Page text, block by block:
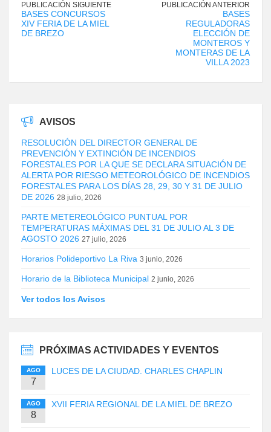
PUBLICACIÓN SIGUIENTE
BASES CONCURSOS
XIV FERIA DE LA MIEL
DE BREZO
PUBLICACIÓN ANTERIOR
BASES
REGULADORAS
ELECCIÓN DE
MONTEROS Y
MONTERAS DE LA
VILLA 2023
AVISOS
RESOLUCIÓN DEL DIRECTOR GENERAL DE
PREVENCIÓN Y EXTINCIÓN DE INCENDIOS
FORESTALES POR LA QUE SE DECLARA SITUACIÓN DE
ALERTA POR RIESGO METEOROLÓGICO DE INCENDIOS
FORESTALES PARA LOS DÍAS 28, 29, 30 Y 31 DE JULIO
DE 2026 28 julio, 2026
PARTE METEREOLÓGICO PUNTUAL POR
TEMPERATURAS MÁXIMAS DEL 31 DE JULIO AL 3 DE
AGOSTO 2026 27 julio, 2026
Horarios Polideportivo La Riva 3 junio, 2026
Horario de la Biblioteca Municipal 2 junio, 2026
Ver todos los Avisos
PRÓXIMAS ACTIVIDADES Y EVENTOS
AGO
7
LUCES DE LA CIUDAD. CHARLES CHAPLIN
AGO
8
XVII FERIA REGIONAL DE LA MIEL DE BREZO